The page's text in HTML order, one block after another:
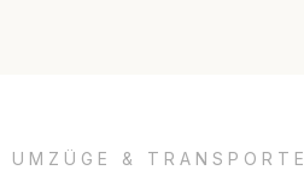
UMZÜGE & TRANSPORTE